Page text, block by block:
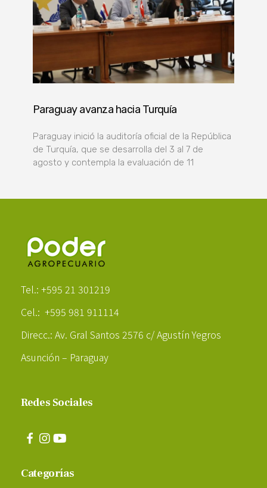
Paraguay avanza hacia Turquía
Paraguay inició la auditoría oficial de la República
de Turquía, que se desarrolla del 3 al 7 de
agosto y contempla la evaluación de 11
Tel.: +595 21 301219
Cel.: +595 981 911114
Direcc.: Av. Gral Santos 2576 c/ Agustín Yegros
Asunción – Paraguay
Redes Sociales
Categorías